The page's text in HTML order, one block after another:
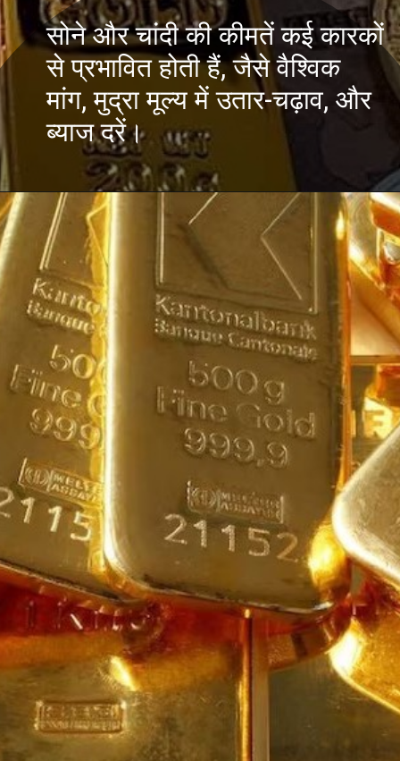
सोने और चांदी की कीमतें कई कारकों
से प्रभावित होती हैं, जैसे वैश्विक
मांग, मुद्रा मूल्य में उतार-चढ़ाव, और
ब्याज दरें।